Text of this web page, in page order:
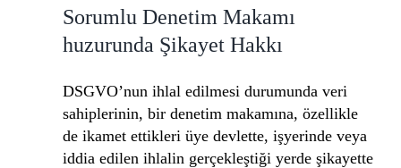
Sorumlu Denetim Makamı
huzurunda Şikayet Hakkı
DSGVO’nun ihlal edilmesi durumunda veri
sahiplerinin, bir denetim makamına, özellikle
de ikamet ettikleri üye devlette, işyerinde veya
iddia edilen ihlalin gerçekleştiği yerde şikayette